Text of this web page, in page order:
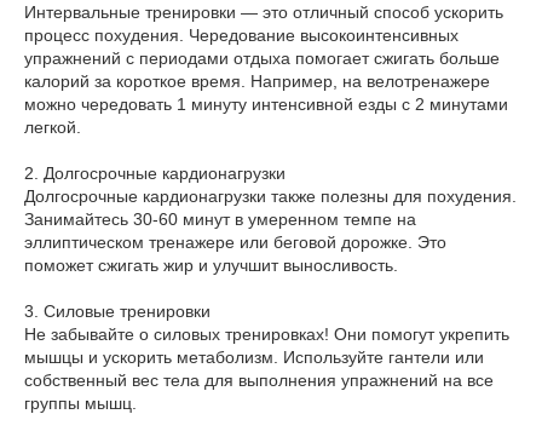
Интервальные тренировки — это отличный способ ускорить
процесс похудения. Чередование высокоинтенсивных
упражнений с периодами отдыха помогает сжигать больше
калорий за короткое время. Например, на велотренажере
можно чередовать 1 минуту интенсивной езды с 2 минутами
легкой.
2. Долгосрочные кардионагрузки
Долгосрочные кардионагрузки также полезны для похудения.
Занимайтесь 30-60 минут в умеренном темпе на
эллиптическом тренажере или беговой дорожке. Это
поможет сжигать жир и улучшит выносливость.
3. Силовые тренировки
Не забывайте о силовых тренировках! Они помогут укрепить
мышцы и ускорить метаболизм. Используйте гантели или
собственный вес тела для выполнения упражнений на все
группы мышц.